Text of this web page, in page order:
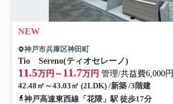
NEW
神戸市兵庫区神田町
Tio Sereno(ティオセレーノ)
11.5万円～ 11.7万円 管理/共益費6,000円
42.48㎡～43.03㎡ (2LDK) /新築 /3階建
神戸高速東西線「花隈」駅 徒歩17分